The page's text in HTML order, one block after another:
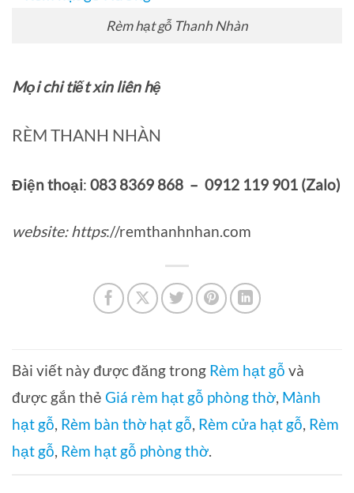
Rèm hạt gỗ Thanh Nhàn
Mọi chi tiết xin liên hệ
RÈM THANH NHÀN
Điện thoại: 083 8369 868 – 0912 119 901 (Zalo)
website: https://remthanhnhan.com
Bài viết này được đăng trong Rèm hạt gỗ và
được gắn thẻ Giá rèm hạt gỗ phòng thờ, Mành
hạt gỗ, Rèm bàn thờ hạt gỗ, Rèm cửa hạt gỗ, Rèm
hạt gỗ, Rèm hạt gỗ phòng thờ.